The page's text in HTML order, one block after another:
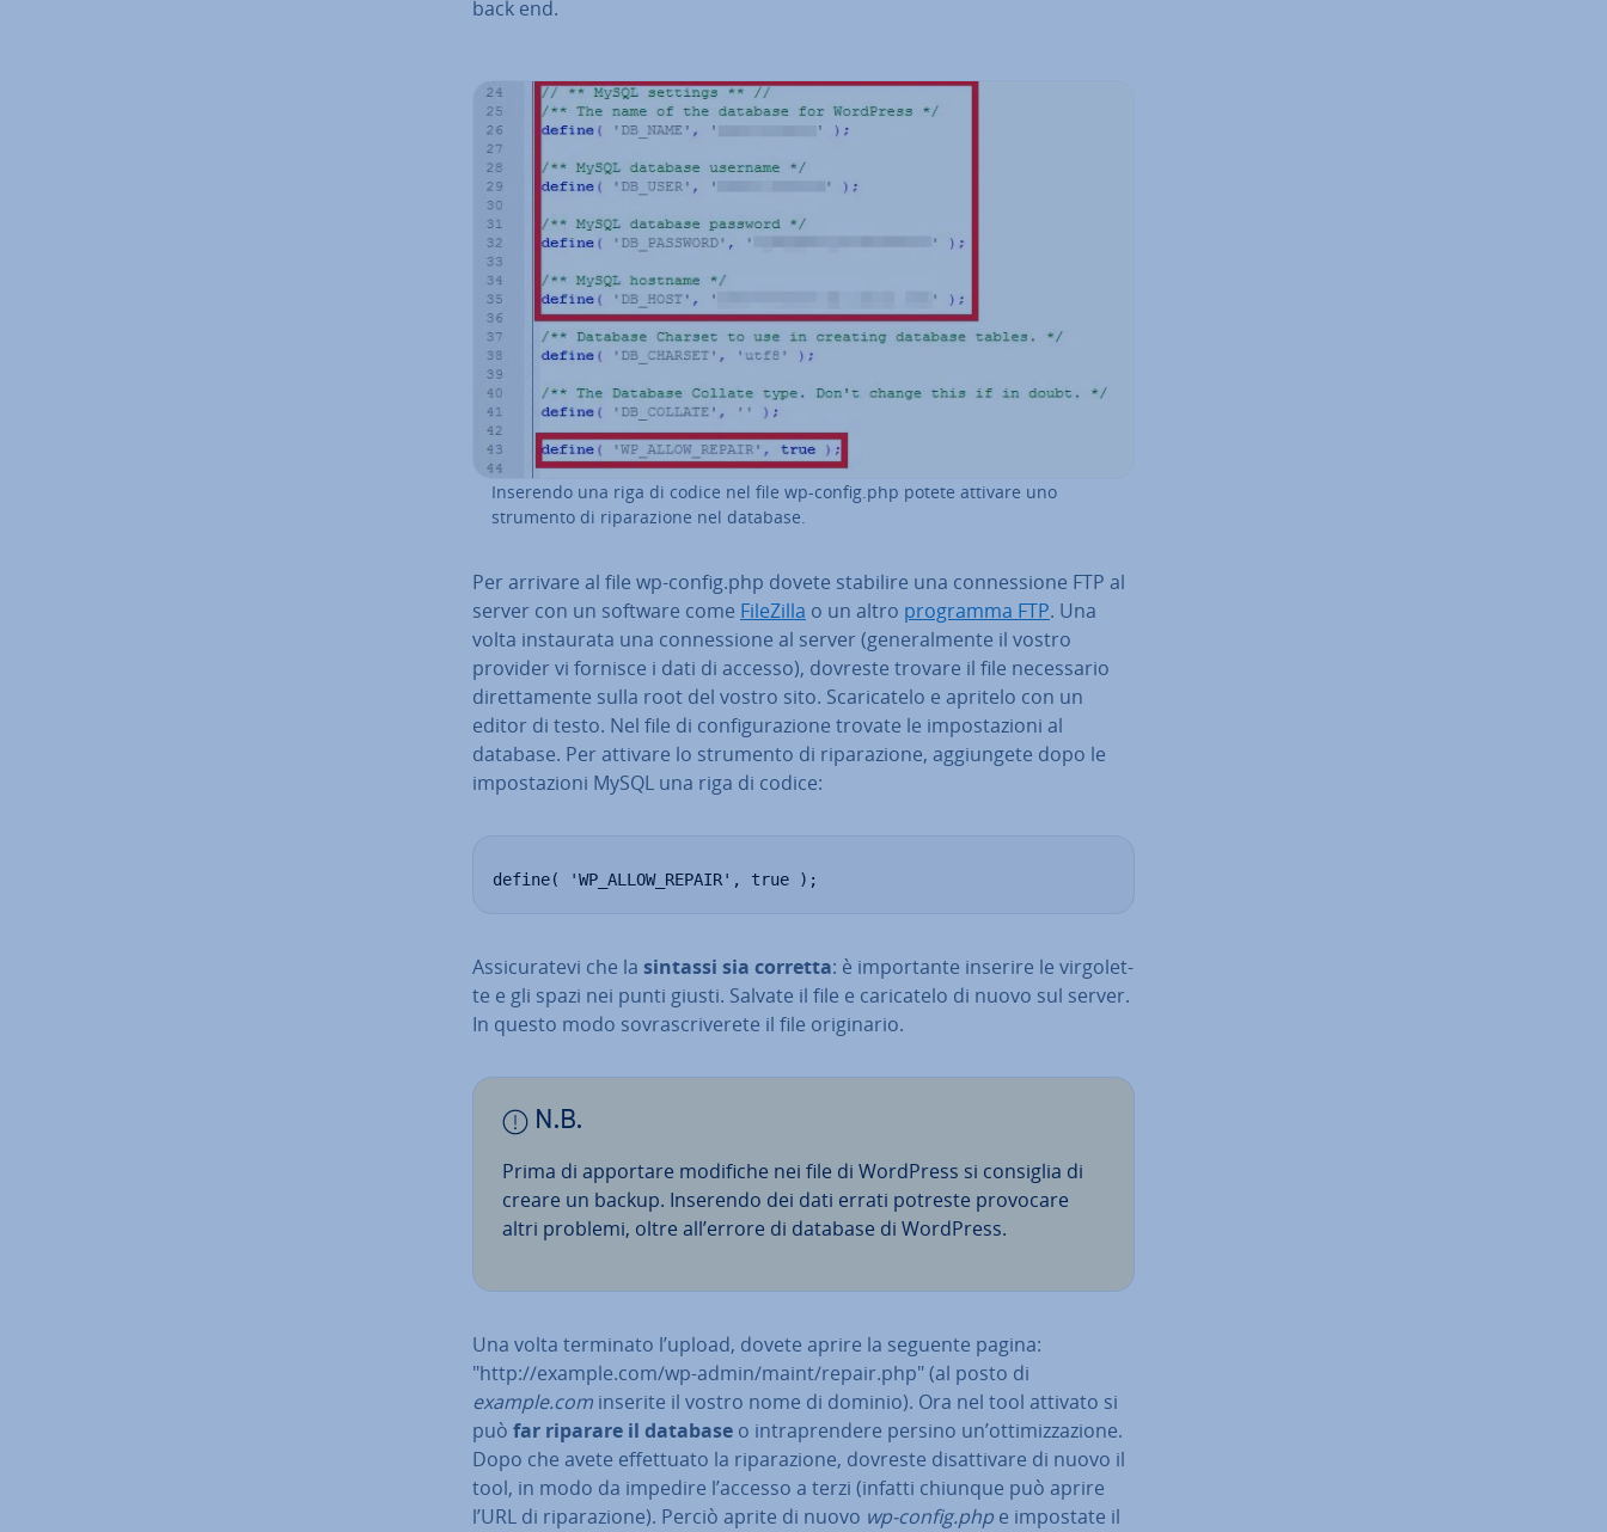
back end.
Inserendo una riga di codice nel file wp-config.php potete attivare uno
strumento di ri­pa­ra­zio­ne nel database.
Per arrivare al file wp-config.php dovete stabilire una con­nes­sio­ne FTP al
server con un software come FileZilla o un altro programma FTP. Una
volta in­stau­ra­ta una con­nes­sio­ne al server (ge­ne­ral­men­te il vostro
provider vi fornisce i dati di accesso), dovreste trovare il file ne­ces­sa­rio
di­ret­ta­men­te sulla root del vostro sito. Sca­ri­ca­te­lo e apritelo con un
editor di testo. Nel file di con­fi­gu­ra­zio­ne trovate le im­po­sta­zio­ni al
database. Per attivare lo strumento di ri­pa­ra­zio­ne, ag­giun­ge­te dopo le
im­po­sta­zio­ni MySQL una riga di codice:
define( 'WP_ALLOW_REPAIR', true );
As­si­cu­ra­te­vi che la sintassi sia corretta: è im­por­tan­te inserire le vir­go­let­
te e gli spazi nei punti giusti. Salvate il file e ca­ri­ca­te­lo di nuovo sul server.
In questo modo so­vra­scri­ve­re­te il file ori­gi­na­rio.
N.B.
Prima di apportare modifiche nei file di WordPress si consiglia di
creare un backup. Inserendo dei dati errati potreste provocare
altri problemi, oltre all’errore di database di WordPress.
Una volta terminato l’upload, dovete aprire la seguente pagina:
"http://example.com/wp-admin/maint/repair.php" (al posto di
example.com inserite il vostro nome di dominio). Ora nel tool attivato si
può far riparare il database o in­tra­pren­de­re persino un’ot­ti­miz­za­zio­ne.
Dopo che avete ef­fet­tua­to la ri­pa­ra­zio­ne, dovreste di­sat­ti­va­re di nuovo il
tool, in modo da impedire l’accesso a terzi (infatti chiunque può aprire
l’URL di ri­pa­ra­zio­ne). Perciò aprite di nuovo wp-config.php e impostate il